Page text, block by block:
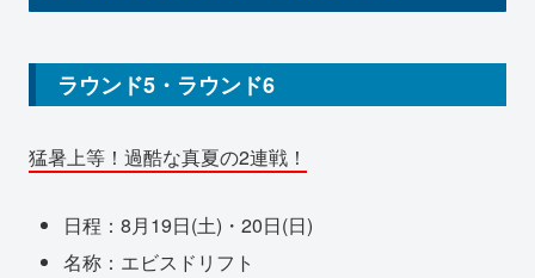
ラウンド5・ラウンド6
猛暑上等！過酷な真夏の2連戦！
日程：8月19日(土)・20日(日)
名称：エビスドリフト